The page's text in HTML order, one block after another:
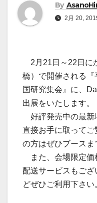
By
2月 20,
2月21日～22日に
橋）で開催される
国研究集会』に、
出展をいたします。
好評発売中の最新
直接お手に取って
の方はぜひブースま
また、会場限定価
配送サービスもご
どぜひご利用下さい